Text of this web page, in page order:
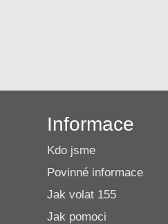
Informace
Kdo jsme
Povinné informace
Jak volat 155
Jak pomoci